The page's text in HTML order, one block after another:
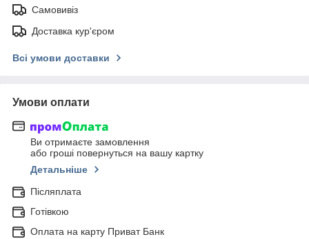
Самовивіз
Доставка кур'єром
Всі умови доставки
Умови оплати
Ви отримаєте замовлення
або гроші повернуться на вашу картку
Детальніше
Післяплата
Готівкою
Оплата на карту Приват Банк